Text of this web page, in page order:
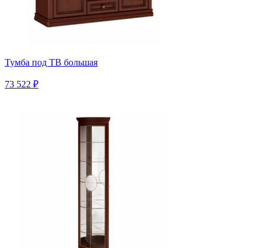
Тумба под ТВ большая
73 522 ₽